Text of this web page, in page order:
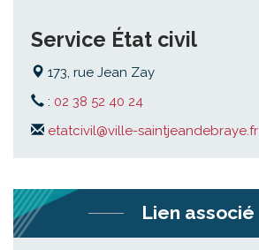
Service État civil
173, rue Jean Zay
: 02 38 52 40 24
etatcivil@ville-saintjeandebraye.fr
Lien associé